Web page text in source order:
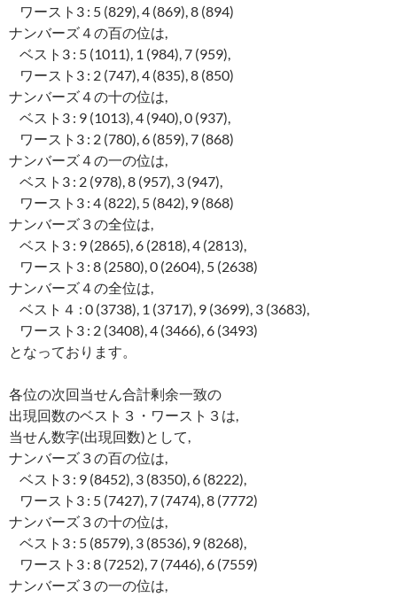
ワースト3 : 5 (829), 4 (869), 8 (894)
ナンバーズ４の百の位は,
ベスト3 : 5 (1011), 1 (984), 7 (959),
ワースト3 : 2 (747), 4 (835), 8 (850)
ナンバーズ４の十の位は,
ベスト3 : 9 (1013), 4 (940), 0 (937),
ワースト3 : 2 (780), 6 (859), 7 (868)
ナンバーズ４の一の位は,
ベスト3 : 2 (978), 8 (957), 3 (947),
ワースト3 : 4 (822), 5 (842), 9 (868)
ナンバーズ３の全位は,
ベスト3 : 9 (2865), 6 (2818), 4 (2813),
ワースト3 : 8 (2580), 0 (2604), 5 (2638)
ナンバーズ４の全位は,
ベスト４ : 0 (3738), 1 (3717), 9 (3699), 3 (3683),
ワースト3 : 2 (3408), 4 (3466), 6 (3493)
となっております。
各位の次回当せん合計剰余一致の
出現回数のベスト３・ワースト３は,
当せん数字(出現回数)として,
ナンバーズ３の百の位は,
ベスト3 : 9 (8452), 3 (8350), 6 (8222),
ワースト3 : 5 (7427), 7 (7474), 8 (7772)
ナンバーズ３の十の位は,
ベスト3 : 5 (8579), 3 (8536), 9 (8268),
ワースト3 : 8 (7252), 7 (7446), 6 (7559)
ナンバーズ３の一の位は,